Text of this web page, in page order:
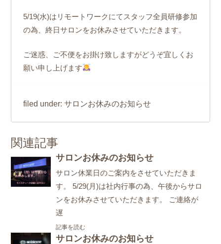
5/19(水)はリモートワークにてスタッフ全員研修参加
の為、終日サロンをお休みさせていただきます。
ご迷惑、ご不便をお掛け致しますがどうぞ宜しくお
願い申し上げます
filed under:サロンお休みのお知らせ
関連記事
サロンお休みのお知らせ
サロン休業日のご案内をさせていただきま
す。 5/29(月)は社内行事の為、午後からサロ
ンをお休みさせていただきます。 ご連絡が
遅
記事を読む
サロンお休みのお知らせ